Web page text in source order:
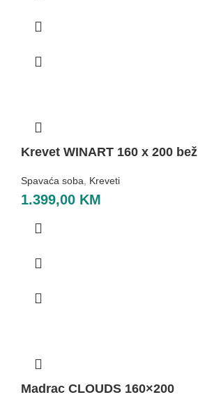
Krevet WINART 160 x 200 bež
Spavaća soba Kreveti
1.399,00 KM
Madrac CLOUDS 160×200